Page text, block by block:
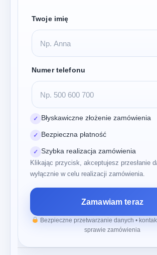
Twoje imię
Numer telefonu
✓ Błyskawiczne złożenie zamówienia
✓ Bezpieczna płatność
✓ Szybka realizacja zamówienia
Klikając przycisk, akceptujesz przesłanie
wyłącznie w celu realizacji zamówienia.
Zamawiam teraz
Bezpieczne przetwarzanie danych •
sprawie zamówienia